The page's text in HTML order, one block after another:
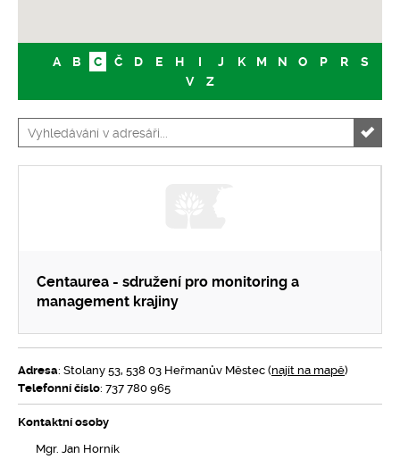
A B C Č D E H I J K M N O P R
S
V
Z
Centaurea - sdružení pro monitoring a
management krajiny
Adresa: Stolany 53, 538 03 Heřmanův Městec (najít na mapě)
Telefonní číslo: 737 780 965
Kontaktní osoby
Mgr. Jan Horník